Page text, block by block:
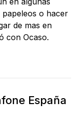
papeleos o hacer
de mas en
con Ocaso.
España